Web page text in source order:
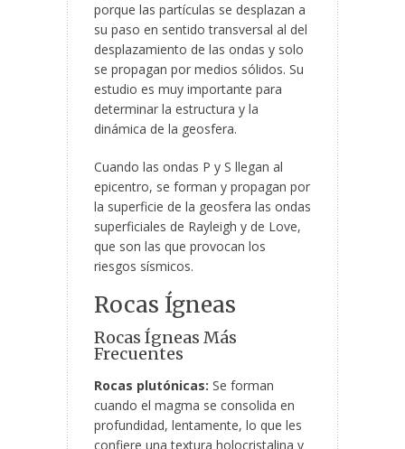
porque las partículas se desplazan a
su paso en sentido transversal al del
desplazamiento de las ondas y solo
se propagan por medios sólidos. Su
estudio es muy importante para
determinar la estructura y la
dinámica de la geosfera.
Cuando las ondas P y S llegan al
epicentro, se forman y propagan por
la superficie de la geosfera las ondas
superficiales de Rayleigh y de Love,
que son las que provocan los
riesgos sísmicos.
Rocas Ígneas
Rocas Ígneas Más
Frecuentes
Rocas plutónicas: Se forman
cuando el magma se consolida en
profundidad, lentamente, lo que les
confiere una textura holocristalina y